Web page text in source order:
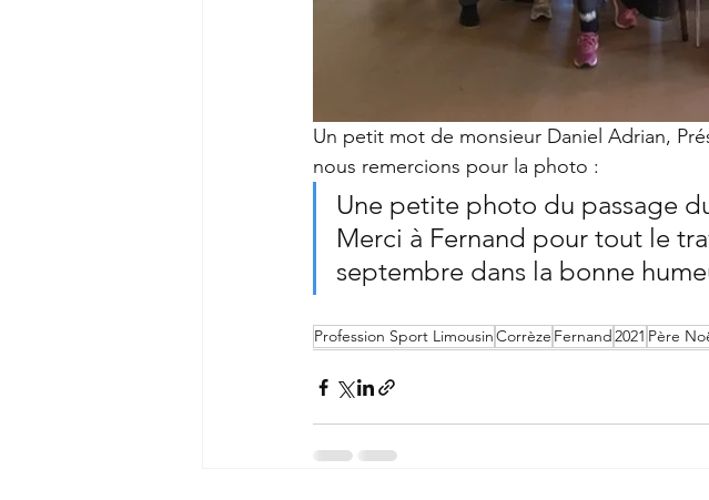
Un petit mot de monsieur Daniel Adrian,
nous remercions pour la photo :
Une petite photo du passage
Merci à Fernand pour tout le
septembre dans la bonne
Profession Sport LimousinCorrèze Fernand2021 Père